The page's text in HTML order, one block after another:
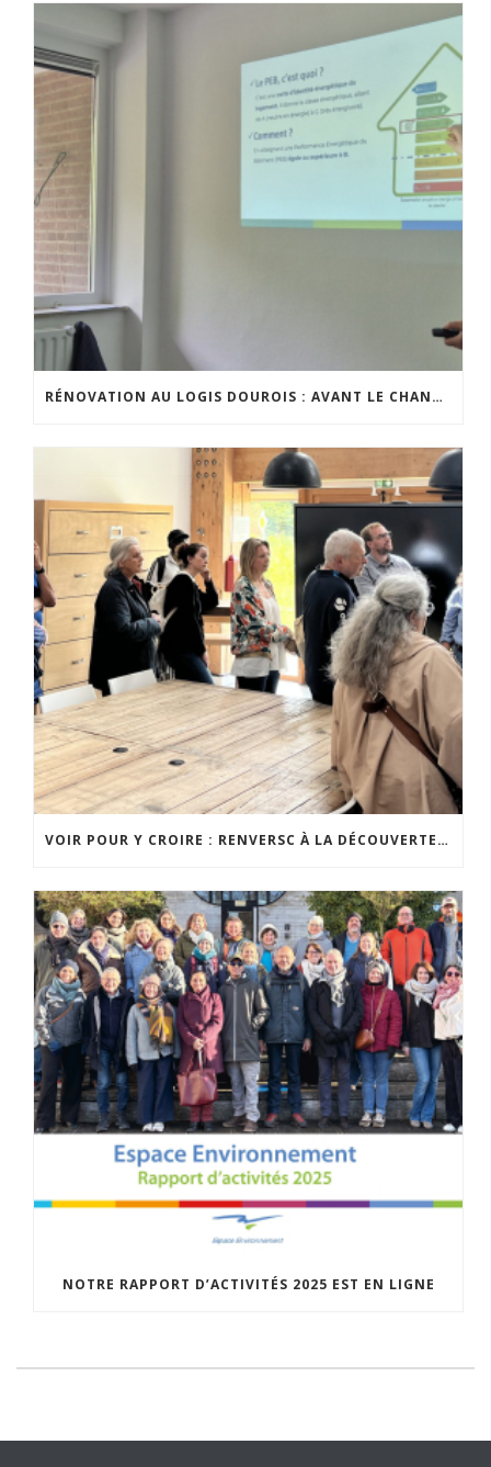
RÉNOVATION AU LOGIS DOUROIS : AVANT LE CHANTIER, LE DIALOGUE AVEC LES HABITANTS
VOIR POUR Y CROIRE : RENVERSC À LA DÉCOUVERTE DE RÉALISATIONS INSPIRANTES
NOTRE RAPPORT D’ACTIVITÉS 2025 EST EN LIGNE